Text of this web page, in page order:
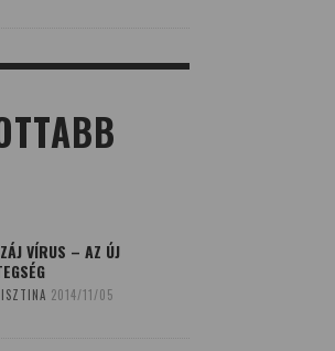
VÍRUS – AZ ÚJ
2014/11/05